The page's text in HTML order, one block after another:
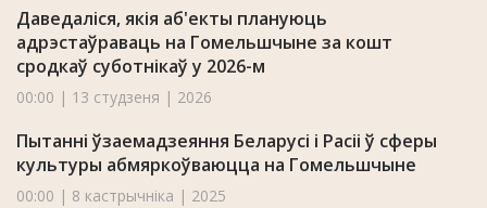
Даведаліся, якія аб'екты плануюць
адрэстаўраваць на Гомельшчыне за кошт
сродкаў суботнікаў у 2026-м
00:00 | 13 студзеня | 2026
Пытанні ўзаемадзеяння Беларусі і Расіі ў сферы
культуры абмяркоўваюцца на Гомельшчыне
00:00 | 8 кастрычніка | 2025